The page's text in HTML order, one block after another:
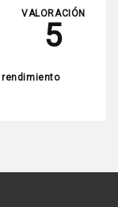
rendimiento
VALORACIÓN
5